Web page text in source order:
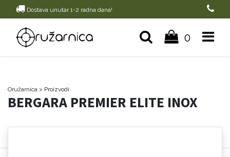
Dostava unutar 1-2 radna dana!
0
Oružarnica > Proizvodi
BERGARA PREMIER ELITE INOX